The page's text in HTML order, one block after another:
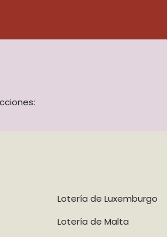
Lotería de Luxemburgo
Lotería de Malta